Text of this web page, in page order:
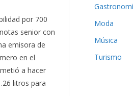
por 700
senior con
emisora de
en el
a hacer
litros para
Moda
Música
Turismo